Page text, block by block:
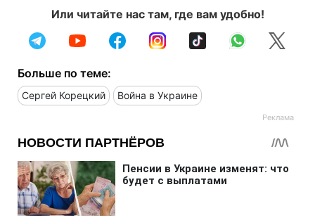
Или читайте нас там, где вам удобно!
Больше по теме:
Сергей Корецкий Война в Украине